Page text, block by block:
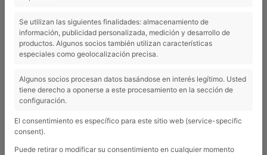
19250 Sigüenza, Guadalajara
+34 949 39 16 97
adel@adelsierranorte.org
Se utilizan las siguientes finalidades: almacenamiento de
información, publicidad personalizada, medición y desarrollo de
productos. Algunos socios también utilizan características
especiales como geolocalización precisa.
Algunos socios procesan datos basándose en interés legítimo. Usted
tiene derecho a oponerse a este procesamiento en la sección de
configuración.
El consentimiento es específico para este sitio web (service-specific
consent).
Puede retirar o modificar su consentimiento en cualquier momento